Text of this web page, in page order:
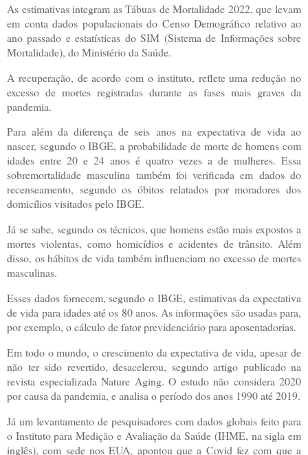
As estimativas integram as Tábuas de Mortalidade 2022, que levam
em conta dados populacionais do Censo Demográfico relativo ao
ano passado e estatísticas do SIM (Sistema de Informações sobre
Mortalidade), do Ministério da Saúde.
A recuperação, de acordo com o instituto, reflete uma redução no
excesso de mortes registradas durante as fases mais graves da
pandemia.
Para além da diferença de seis anos na expectativa de vida ao
nascer, segundo o IBGE, a probabilidade de morte de homens com
idades entre 20 e 24 anos é quatro vezes a de mulheres. Essa
sobremortalidade masculina também foi verificada em dados do
recenseamento, segundo os óbitos relatados por moradores dos
domicílios visitados pelo IBGE.
Já se sabe, segundo os técnicos, que homens estão mais expostos a
mortes violentas, como homicídios e acidentes de trânsito. Além
disso, os hábitos de vida também influenciam no excesso de mortes
masculinas.
Esses dados fornecem, segundo o IBGE, estimativas da expectativa
de vida para idades até os 80 anos. As informações são usadas para,
por exemplo, o cálculo de fator previdenciário para aposentadorias.
Em todo o mundo, o crescimento da expectativa de vida, apesar de
não ter sido revertido, desacelerou, segundo artigo publicado na
revista especializada Nature Aging. O estudo não considera 2020
por causa da pandemia, e analisa o período dos anos 1990 até 2019.
Já um levantamento de pesquisadores com dados globais feito para
o Instituto para Medição e Avaliação da Saúde (IHME, na sigla em
inglês), com sede nos EUA, apontou que a Covid fez com que a